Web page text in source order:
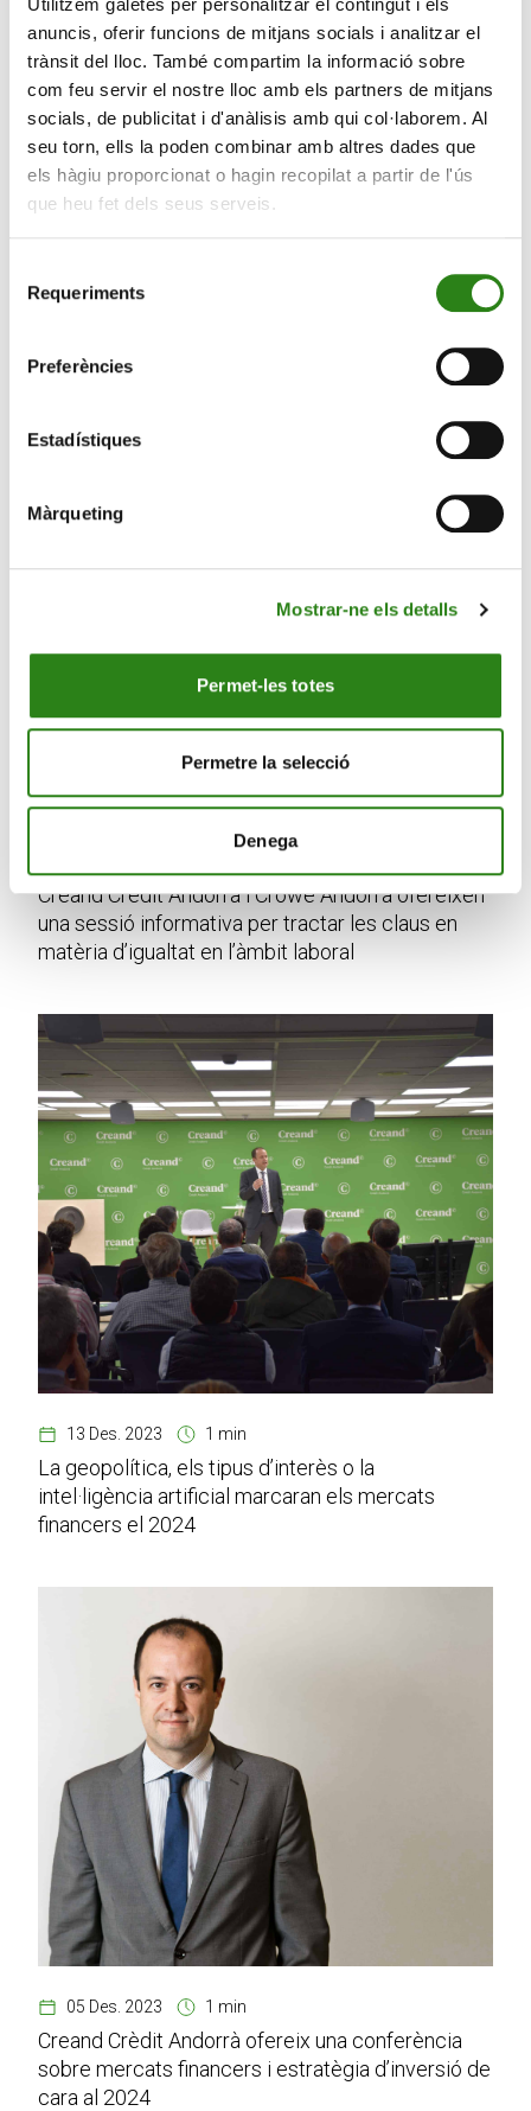
Utilitzem galetes per personalitzar el contingut i els
anuncis, oferir funcions de mitjans socials i analitzar el
trànsit del lloc. També compartim la informació sobre
com feu servir el nostre lloc amb els partners de mitjans
socials, de publicitat i d'anàlisis amb qui col·laborem. Al
seu torn, ells la poden combinar amb altres dades que
els hàgiu proporcionat o hagin recopilat a partir de l'ús
que heu fet dels seus serveis.
Requeriments
Preferències
Estadístiques
Màrqueting
Mostrar-ne els detalls
Permet-les totes
Permetre la selecció
Denega
19 Febr. 2024
vitamina’, conferència a càrrec de Marian Rojas-
Estapé
Creand Crèdit Andorrà i Crowe Andorra ofereixen
una sessió informativa per tractar les claus en
matèria d’igualtat en l’àmbit laboral
13 Des. 2023 1 min
La geopolítica, els tipus d’interès o la
intel·ligència artificial marcaran els mercats
financers el 2024
05 Des. 2023 1 min
Creand Crèdit Andorrà ofereix una conferència
sobre mercats financers i estratègia d’inversió de
cara al 2024